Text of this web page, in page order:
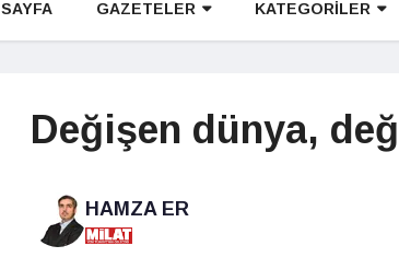
GAZETELER KATEGORİLER
Değişen dünya,
HAMZA ER